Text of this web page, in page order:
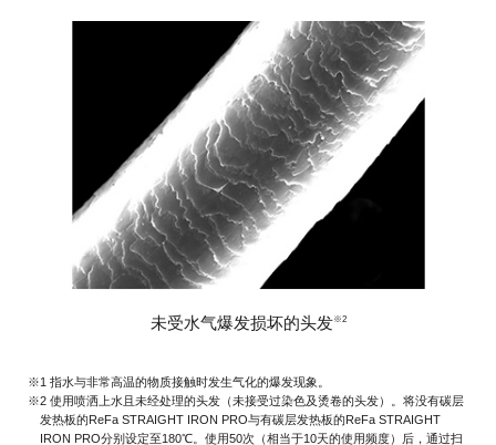
未受水气爆发损坏的头发※2
※1 指水与非常高温的物质接触时发生气化的爆发现象。
※2 使用喷洒上水且未经处理的头发（未接受过染色及烫卷的头发）。将没有碳层
发热板的ReFa STRAIGHT IRON PRO与有碳层发热板的ReFa STRAIGHT
IRON PRO分别设定至180℃。使用50次（相当于10天的使用频度）后，通过扫